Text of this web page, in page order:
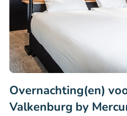
Overnachting(en)
Valkenburg by